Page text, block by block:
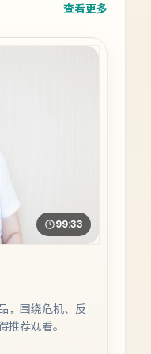
查看更多
99:33
，围绕危机、反
荐观看。